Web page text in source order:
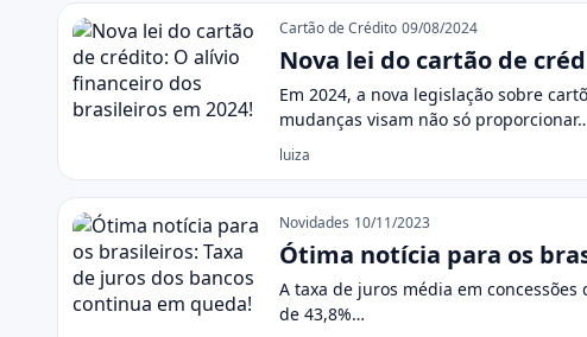
Pressione Enter para buscar ou ESC para fechar.
Taxa de juros Cartão de Crédito 09/08/2024
Nova lei do cartão de
Em 2024, a nova legislação sobre
mudanças visam não só
luiza
Novidades 10/11/2023
Ótima notícia para os
A taxa de juros média em
de 43,8%…